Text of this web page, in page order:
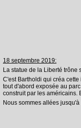
18 septembre 2019:
La statue de la Liberté trône
C'est Bartholdi qui créa
tout d'abord exposée au
construit par les américains.
Nous sommes allées